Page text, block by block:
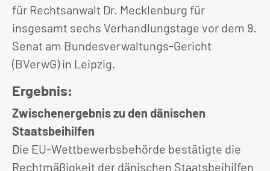
für Rechtsanwalt Dr. Mecklenburg für
insgesamt sechs Verhandlungstage vor dem 9.
Senat am Bundesverwaltungs-Gericht
(BVerwG) in Leipzig.
Ergebnis:
Zwischenergebnis zu den dänischen
Staatsbeihilfen
Die EU-Wettbewerbsbehörde bestätigte die
Rechtmäßigkeit der dänischen Staatsbeihilfen